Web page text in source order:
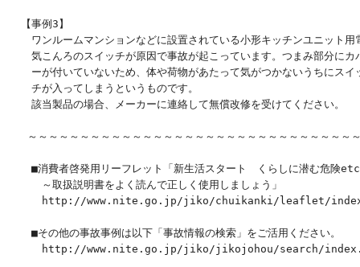
【事例3】
ワンルームマンションなどに設置されている小形キッチンユニット用
気こんろのスイッチが原因で事故が起こっています。つまみ部分にカ
ーが付いていないため、体や荷物があたって気がつかないうちにスイ
チが入ってしまうというものです。
該当製品の場合、メーカーに連絡して無償改修を受けてください。
～～～～～～～～～～～～～～～～～～～～～～～～～～～～～～～
■消費者啓発用リーフレット「新生活スタート　くらしに潜む危険
～取扱説明書をよく読んで正しく使用しましょう」
http://www.nite.go.jp/jiko/chuikanki/leaflet/
■その他の事故事例は以下「事故情報の検索」をご活用ください。
http://www.nite.go.jp/jiko/jikojohou/search/